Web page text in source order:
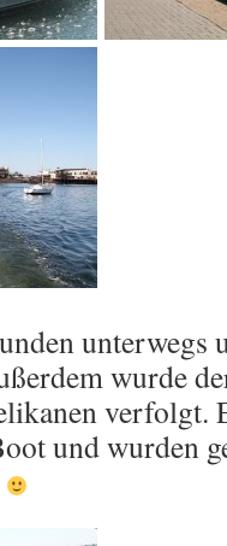
unterwegs
wurde
verfolgt.
und wurden